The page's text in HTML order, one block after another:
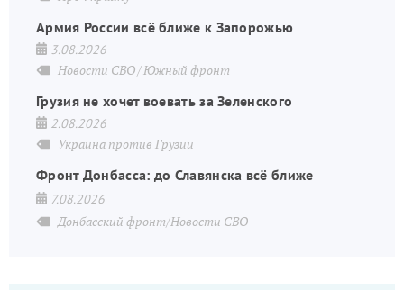
Армия России всё ближе к Запорожью
3.08.2026
Новости СВО Южный фронт
Грузия не хочет воевать за Зеленского
2.08.2026
Украина против Грузии
Фронт Донбасса: до Славянска всё ближе
7.08.2026
Донбасский фронт/Новости СВО